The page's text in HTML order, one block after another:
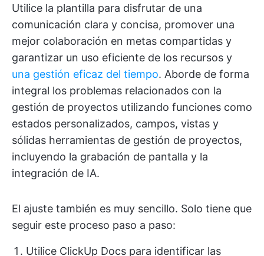
Utilice la plantilla para disfrutar de una
comunicación clara y concisa, promover una
mejor colaboración en metas compartidas y
garantizar un uso eficiente de los recursos y
una gestión eficaz del tiempo. Aborde de forma
integral los problemas relacionados con la
gestión de proyectos utilizando funciones como
estados personalizados, campos, vistas y
sólidas herramientas de gestión de proyectos,
incluyendo la grabación de pantalla y la
integración de IA.
El ajuste también es muy sencillo. Solo tiene que
seguir este proceso paso a paso:
Utilice ClickUp Docs para identificar las